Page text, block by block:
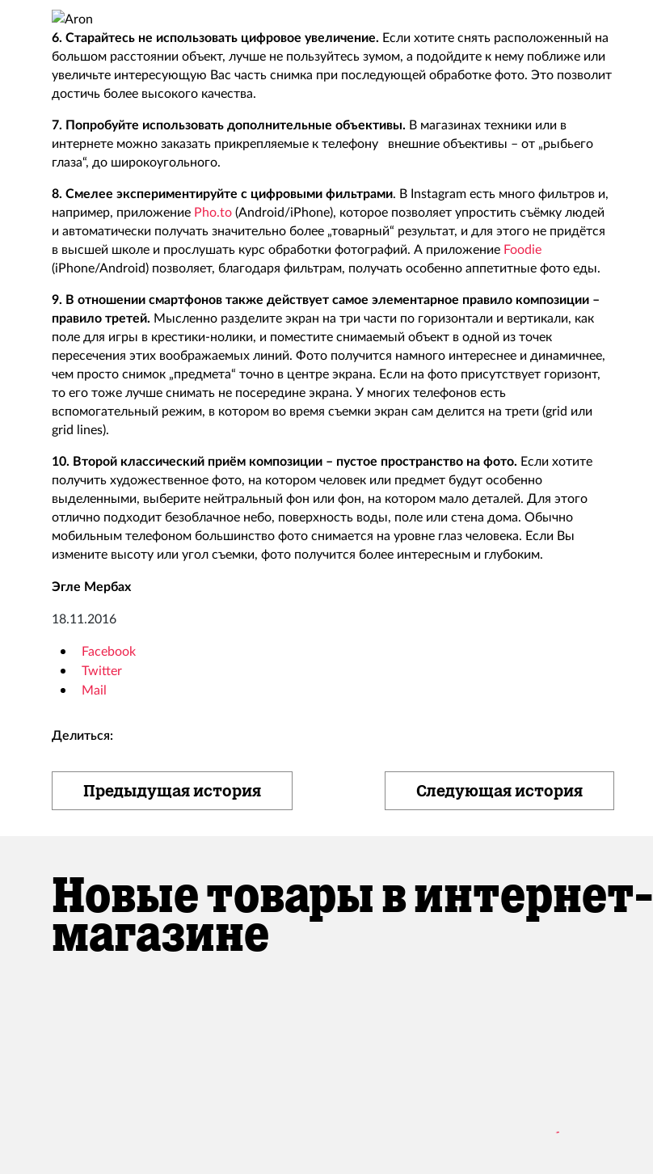
6. Старайтесь не использовать цифровое увеличение. Если хотите снять расположенный на
большом расстоянии объект, лучше не пользуйтесь зумом, а подойдите к нему поближе или
увеличьте интересующую Вас часть снимка при последующей обработке фото. Это позволит
достичь более высокого качества.
7. Попробуйте использовать дополнительные объективы. В магазинах техники или в
интернете можно заказать прикрепляемые к телефону внешние объективы – от „рыбьего
глаза“, до широкоугольного.
8. Смелее экспериментируйте с цифровыми фильтрами. В Instagram есть много фильтров и,
например, приложение Pho.to (Android/iPhone), которое позволяет упростить съёмку людей
и автоматически получать значительно более „товарный“ результат, и для этого не придётся
в высшей школе и прослушать курс обработки фотографий. А приложение Foodie
(iPhone/Android) позволяет, благодаря фильтрам, получать особенно аппетитные фото еды.
9. В отношении смартфонов также действует самое элементарное правило композиции –
правило третей. Мысленно разделите экран на три части по горизонтали и вертикали, как
поле для игры в крестики-нолики, и поместите снимаемый объект в одной из точек
пересечения этих воображаемых линий. Фото получится намного интереснее и динамичнее,
чем просто снимок „предмета“ точно в центре экрана. Если на фото присутствует горизонт,
то его тоже лучше снимать не посередине экрана. У многих телефонов есть
вспомогательный режим, в котором во время съемки экран сам делится на трети (grid или
grid lines).
10. Второй классический приём композиции – пустое пространство на фото. Если хотите
получить художественное фото, на котором человек или предмет будут особенно
выделенными, выберите нейтральный фон или фон, на котором мало деталей. Для этого
отлично подходит безоблачное небо, поверхность воды, поле или стена дома. Обычно
мобильным телефоном большинство фото снимается на уровне глаз человека. Если Вы
измените высоту или угол съемки, фото получится более интересным и глубоким.
Эгле Мербах
18.11.2016
Facebook
Twitter
Mail
Делиться:
Предыдущая история Следующая история
Новые товары в интернет-
магазине